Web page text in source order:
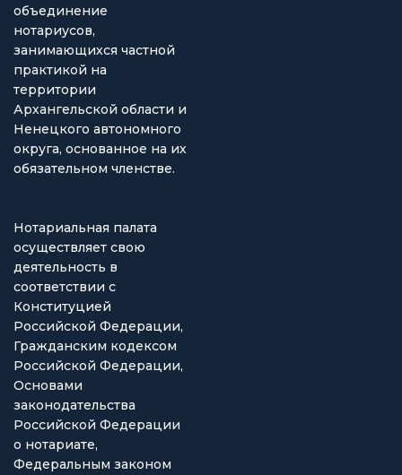
объединение
нотариусов,
занимающихся частной
практикой на
территории
Архангельской области и
Ненецкого автономного
округа, основанное на их
обязательном членстве.
Нотариальная палата
осуществляет свою
деятельность в
соответствии с
Конституцией
Российской Федерации,
Гражданским кодексом
Российской Федерации,
Основами
законодательства
Российской Федерации
о нотариате,
Федеральным законом